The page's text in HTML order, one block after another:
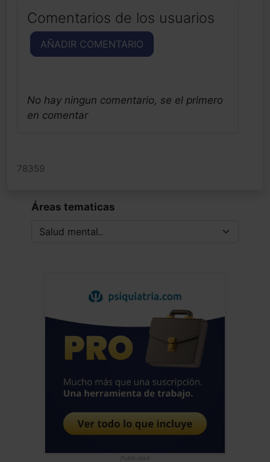
Comentarios de los usuarios
AÑADIR COMENTARIO
No hay ningun comentario, se el primero
en comentar
78359
Áreas tematicas
Publicidad